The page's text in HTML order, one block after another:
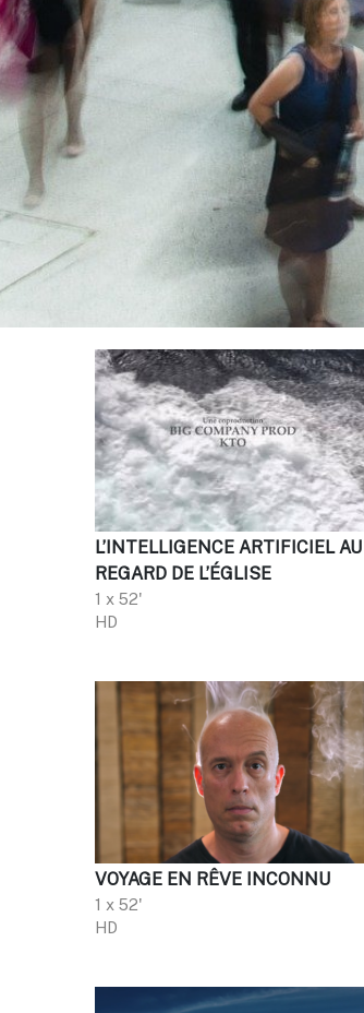
L’INTELLIGENCE ARTIFICIEL AU
REGARD DE L’ÉGLISE
1 x 52'
HD
VOYAGE EN RÊVE INCONNU
1 x 52'
HD